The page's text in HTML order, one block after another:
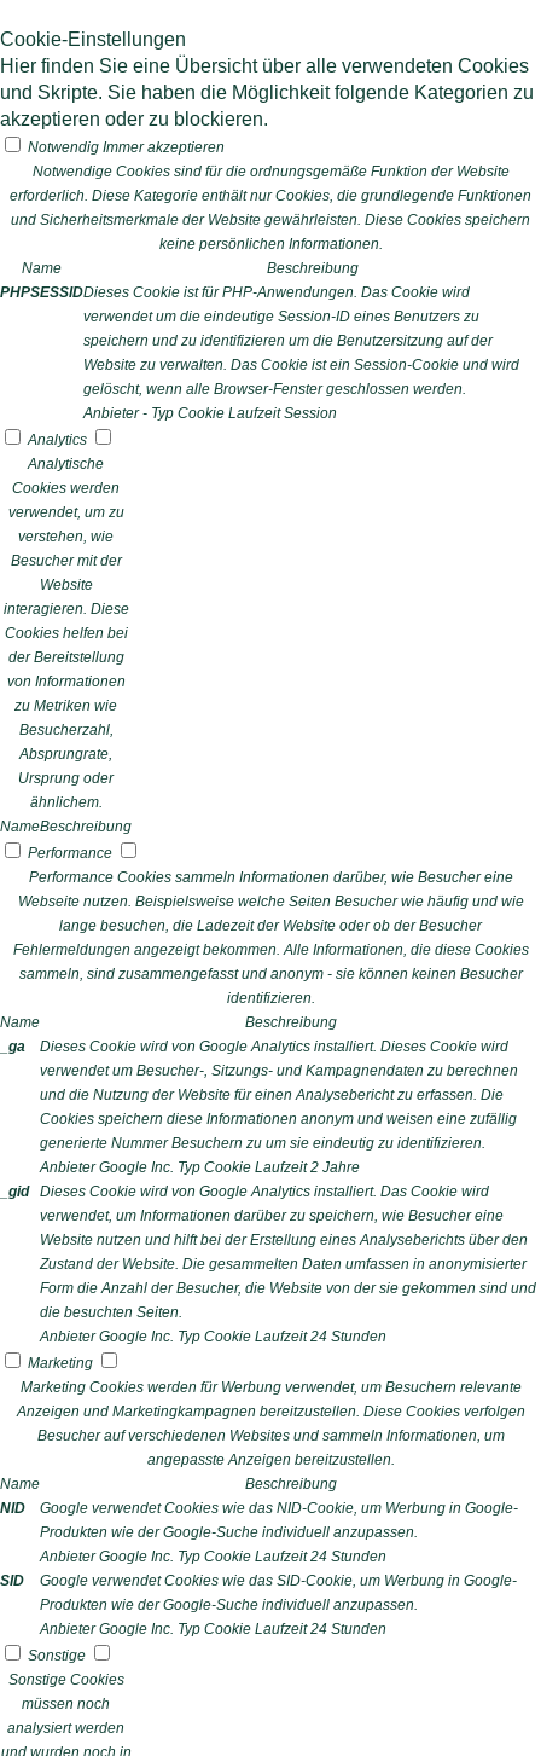
Cookie-Einstellungen
Hier finden Sie eine Übersicht über alle verwendeten Cookies
und Skripte. Sie haben die Möglichkeit folgende Kategorien zu
akzeptieren oder zu blockieren.
Notwendig Immer akzeptieren
Notwendige Cookies sind für die ordnungsgemäße Funktion der Website
erforderlich. Diese Kategorie enthält nur Cookies, die grundlegende Funktionen
und Sicherheitsmerkmale der Website gewährleisten. Diese Cookies speichern
keine persönlichen Informationen.
Name
Beschreibung
PHPSESSIDDieses Cookie ist für PHP-Anwendungen. Das Cookie wird
verwendet um die eindeutige Session-ID eines Benutzers zu
speichern und zu identifizieren um die Benutzersitzung auf der
Website zu verwalten. Das Cookie ist ein Session-Cookie und wird
gelöscht, wenn alle Browser-Fenster geschlossen werden.
Anbieter - Typ Cookie Laufzeit Session
Analytics
Analytische
Cookies werden
verwendet, um zu
verstehen, wie
Besucher mit der
Website
interagieren. Diese
Cookies helfen bei
der Bereitstellung
von Informationen
zu Metriken wie
Besucherzahl,
Absprungrate,
Ursprung oder
ähnlichem.
NameBeschreibung
Performance
Performance Cookies sammeln Informationen darüber, wie Besucher eine
Webseite nutzen. Beispielsweise welche Seiten Besucher wie häufig und wie
lange besuchen, die Ladezeit der Website oder ob der Besucher
Fehlermeldungen angezeigt bekommen. Alle Informationen, die diese Cookies
sammeln, sind zusammengefasst und anonym - sie können keinen Besucher
identifizieren.
Name
Beschreibung
_ga
Dieses Cookie wird von Google Analytics installiert. Dieses Cookie wird
verwendet um Besucher-, Sitzungs- und Kampagnendaten zu berechnen
und die Nutzung der Website für einen Analysebericht zu erfassen. Die
Cookies speichern diese Informationen anonym und weisen eine zufällig
generierte Nummer Besuchern zu um sie eindeutig zu identifizieren.
Anbieter Google Inc. Typ Cookie Laufzeit 2 Jahre
_gid
Dieses Cookie wird von Google Analytics installiert. Das Cookie wird
verwendet, um Informationen darüber zu speichern, wie Besucher eine
Website nutzen und hilft bei der Erstellung eines Analyseberichts über den
Zustand der Website. Die gesammelten Daten umfassen in anonymisierter
Form die Anzahl der Besucher, die Website von der sie gekommen sind und
die besuchten Seiten.
Anbieter Google Inc. Typ Cookie Laufzeit 24 Stunden
Marketing
Marketing Cookies werden für Werbung verwendet, um Besuchern relevante
Anzeigen und Marketingkampagnen bereitzustellen. Diese Cookies verfolgen
Besucher auf verschiedenen Websites und sammeln Informationen, um
angepasste Anzeigen bereitzustellen.
Name
Beschreibung
NID
Google verwendet Cookies wie das NID-Cookie, um Werbung in Google-
Produkten wie der Google-Suche individuell anzupassen.
Anbieter Google Inc. Typ Cookie Laufzeit 24 Stunden
SID
Google verwendet Cookies wie das SID-Cookie, um Werbung in Google-
Produkten wie der Google-Suche individuell anzupassen.
Anbieter Google Inc. Typ Cookie Laufzeit 24 Stunden
Sonstige
Sonstige Cookies
müssen noch
analysiert werden
und wurden noch in